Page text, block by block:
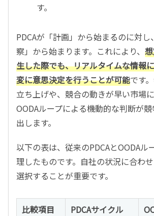
す。
PDCAが「計画」から始まるのに対し
察」から始まります。これにより、
生した際でも、リアルタイムな情報
変に意思決定を行うことが可能です
立ち上げや、競合の動きが早い市場に
OODAループによる機動的な判断が
出します。
以下の表は、従来のPDCAとOODAル
理したものです。自社の状況に合わ
選択することが重要です。
比較項目 PDCAサイクル